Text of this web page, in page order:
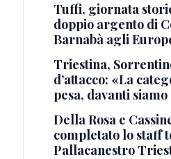
Tuffi, giornata
doppio argento di
Barnabà agli
Triestina,
d’attacco: «La
pesa, davanti
Della Rosa e
completato lo staff
Pallacanestro